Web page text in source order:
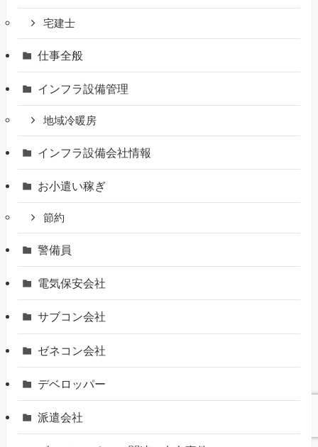
宅建士
仕事全般
インフラ設備管理
地域冷暖房
インフラ設備会社情報
お小遣い稼ぎ
節約
警備員
電気保安会社
サブコン会社
ゼネコン会社
デベロッパー
派遣会社